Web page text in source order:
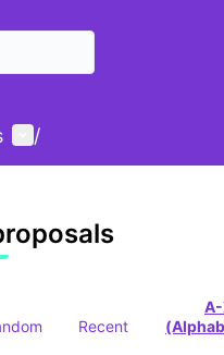
User menu
/
Recent